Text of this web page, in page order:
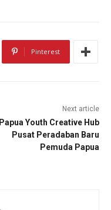
Pinterest
Next article
Papua Youth Creative Hub
Pusat Peradaban Baru
Pemuda Papua